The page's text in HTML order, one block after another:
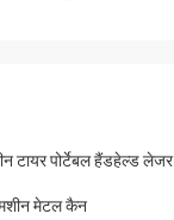
टायर पोर्टेबल हैंडहेल्ड लेजर
मशीन मेटल कैन